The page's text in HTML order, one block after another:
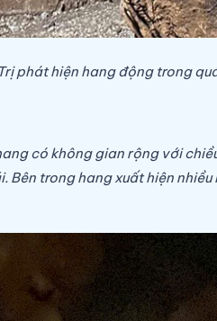
phát hiện hang động trong
có không gian rộng với
Bên trong hang xuất hiện